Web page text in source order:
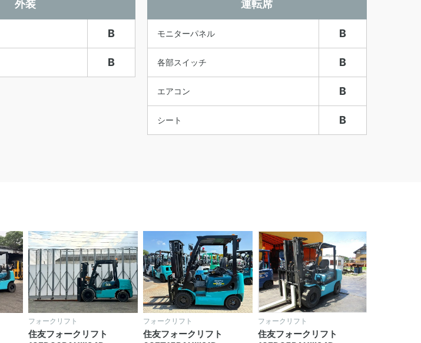
外装
B
B
運転席
モニターパネル B
各部スイッチ B
エアコン B
シート B
フォークリフト
住友フォークリフト
フォークリフト
住友フォークリフト
フォークリフト
住友フォークリフト